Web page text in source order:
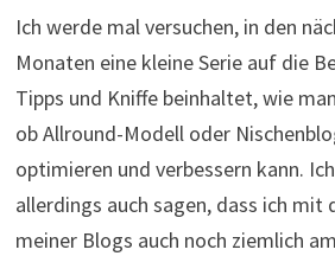
Ich werde mal versuchen, in den
Monaten eine kleine Serie auf die
Tipps und Kniffe beinhaltet, wie
ob Allround-Modell oder
optimieren und verbessern kann.
allerdings auch sagen, dass ich mit
meiner Blogs auch noch ziemlich